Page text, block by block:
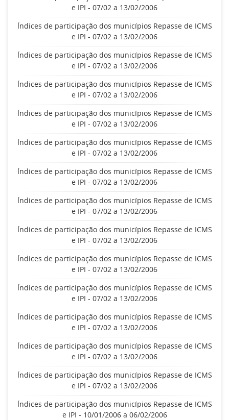
e IPI - 07/02 a 13/02/2006
Índices de participação dos municípios Repasse de ICMS
e IPI - 07/02 a 13/02/2006
Índices de participação dos municípios Repasse de ICMS
e IPI - 07/02 a 13/02/2006
Índices de participação dos municípios Repasse de ICMS
e IPI - 07/02 a 13/02/2006
Índices de participação dos municípios Repasse de ICMS
e IPI - 07/02 a 13/02/2006
Índices de participação dos municípios Repasse de ICMS
e IPI - 07/02 a 13/02/2006
Índices de participação dos municípios Repasse de ICMS
e IPI - 07/02 a 13/02/2006
Índices de participação dos municípios Repasse de ICMS
e IPI - 07/02 a 13/02/2006
Índices de participação dos municípios Repasse de ICMS
e IPI - 07/02 a 13/02/2006
Índices de participação dos municípios Repasse de ICMS
e IPI - 07/02 a 13/02/2006
Índices de participação dos municípios Repasse de ICMS
e IPI - 07/02 a 13/02/2006
Índices de participação dos municípios Repasse de ICMS
e IPI - 07/02 a 13/02/2006
Índices de participação dos municípios Repasse de ICMS
e IPI - 07/02 a 13/02/2006
Índices de participação dos municípios Repasse de ICMS
e IPI - 07/02 a 13/02/2006
Índices de participação dos municípios Repasse de ICMS
e IPI - 10/01/2006 a 06/02/2006